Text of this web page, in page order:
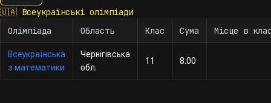
2010
🇺🇦 Всеукраїнські олімпіади
Олімпіада
Область Клас Сума Місце в
Всеукраїнська
з математики
Чернігівська
обл.
11 8.00